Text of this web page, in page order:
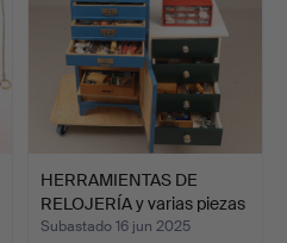
HERRAMIENTAS DE
RELOJERÍA y varias piezas
…
Subastado 16 jun 2025